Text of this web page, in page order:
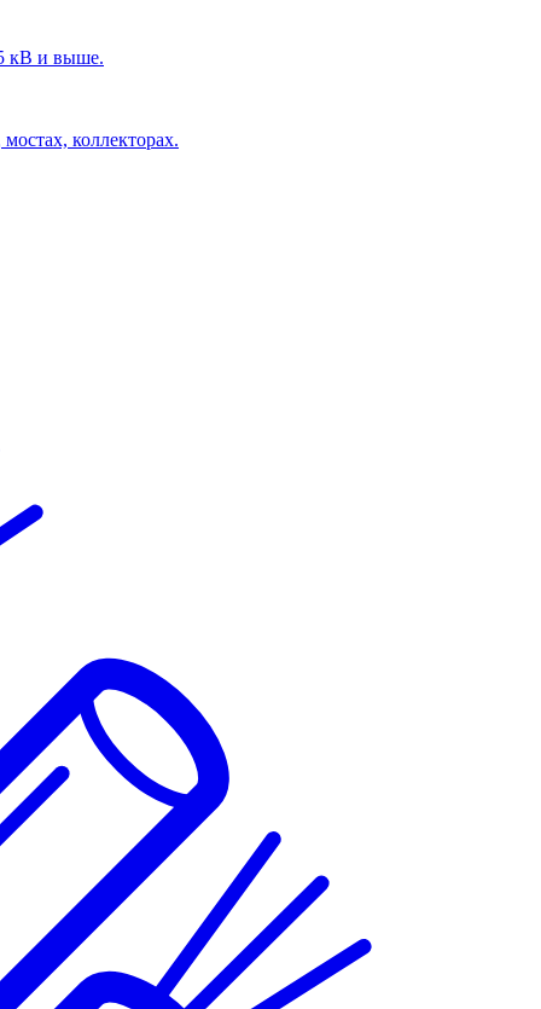
кВ и выше.
коллекторах.